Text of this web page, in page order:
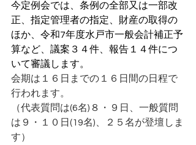
今定例会では、条例の全部又は一部改
正、指定管理者の指定、財産の取得の
ほか、令和7年度水戸市一般会計補正予
算など、議案３４件、報告１４件につ
いて審議します。
会期は１６日までの１６日間の日程で
行われます。
（代表質問は(6名)８・９日、一般質問
は９・１０日(19名)、２５名が登壇しま
す）